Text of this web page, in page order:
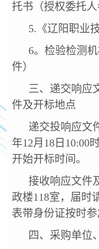
托书（授权委托人
5.《辽阳职业
6。检验检测
件）
三、递交响应
件及开标地点
递交投响应文
年12月18日10:00
开始开标时间。
接收响应文件
政楼118室，届时
表带身份证按时参
四、采购单位